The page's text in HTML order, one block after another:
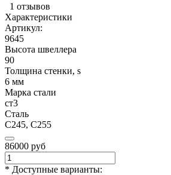
1 отзывов
Характеристики
Артикул:
9645
Высота швеллера
90
Толщина стенки, s
6 мм
Марка стали
ст3
Сталь
С245, С255
86000 руб
* Доступные варианты: